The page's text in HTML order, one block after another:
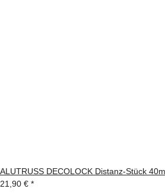
ALUTRUSS DECOLOCK Distanz-Stück
21,90 € *